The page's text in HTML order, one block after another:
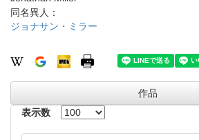
同名異人：
ジョナサン・ミラー
作品
表示数